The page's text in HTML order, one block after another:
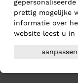
prettig mogelijke
informatie over
website leest u in
aanpassen